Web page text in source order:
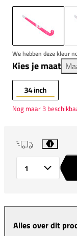
We hebben deze kleur
Kies je maat
34 inch
Nog maar 3
i
Alles over dit